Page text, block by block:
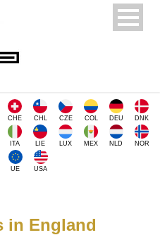
CHE CHL CZE COL DEU DNK
ITA LIE LUX MEX NLD NOR
UE USA
in England